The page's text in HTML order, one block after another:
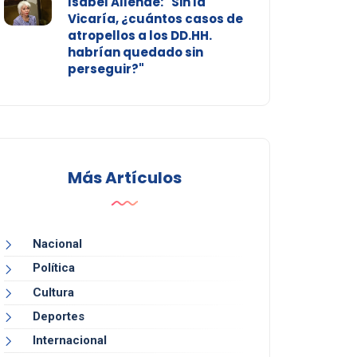
Vicaría, ¿cuántos casos de
atropellos a los DD.HH.
habrían quedado sin
perseguir?"
Más Artículos
Nacional
Política
Cultura
Deportes
Internacional